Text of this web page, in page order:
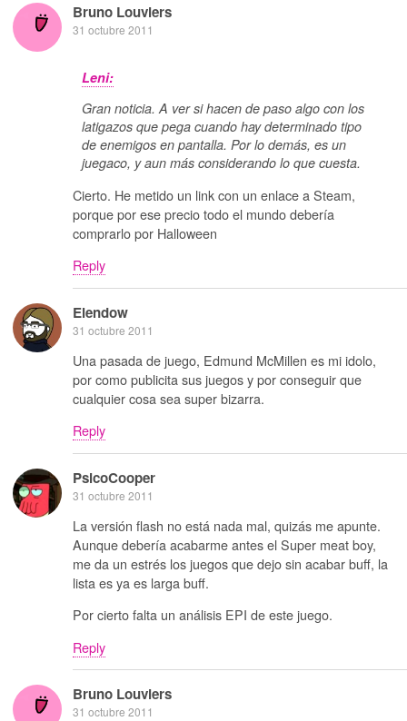
Bruno Louviers
31 octubre 2011
Leni:
Gran noticia. A ver si hacen de paso algo con los
latigazos que pega cuando hay determinado tipo
de enemigos en pantalla. Por lo demás, es un
juegaco, y aun más considerando lo que cuesta.
Cierto. He metido un link con un enlace a Steam,
porque por ese precio todo el mundo debería
comprarlo por Halloween
Reply
Elendow
31 octubre 2011
Una pasada de juego, Edmund McMillen es mi idolo,
por como publicita sus juegos y por conseguir que
cualquier cosa sea super bizarra.
Reply
PsicoCooper
31 octubre 2011
La versión flash no está nada mal, quizás me apunte.
Aunque debería acabarme antes el Super meat boy,
me da un estrés los juegos que dejo sin acabar buff, la
lista es ya es larga buff.
Por cierto falta un análisis EPI de este juego.
Reply
Bruno Louviers
31 octubre 2011